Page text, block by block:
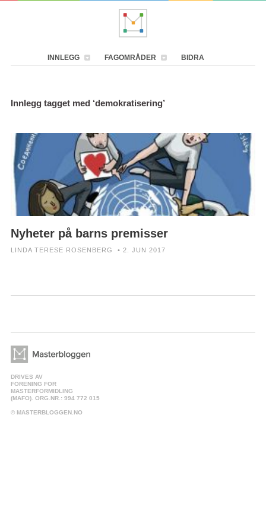
INNLEGG FAGOMRÅDER BIDRA
Innlegg tagget med ‘demokratisering’
Nyheter på barns premisser
LINDA TERESE ROSENBERG • 2. JUN 2017
DRIVES AV
FORENING FOR
MASTERFORMIDLING
(MAFO). ORG.NR.: 994 772 015
© MASTERBLOGGEN.NO